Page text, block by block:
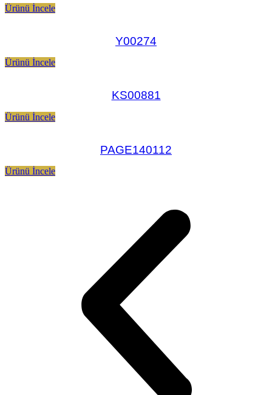
Ürünü İncele
Y00274
Ürünü İncele
KS00881
Ürünü İncele
PAGE140112
Ürünü İncele